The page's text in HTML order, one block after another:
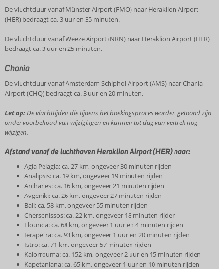
De vluchtduur vanaf Münster Airport (FMO) naar Heraklion Airport
(HER) bedraagt ca. 3 uur en 35 minuten.
De vluchtduur vanaf Weeze Airport (NRN) naar Heraklion Airport (HER)
bedraagt ca. 3 uur en 25 minuten.
Chania
De vluchtduur vanaf Amsterdam Schiphol Airport (AMS) naar Chania
Airport (CHQ) bedraagt ca. 3 uur en 20 minuten.
Let op:De vluchttijden die tijdens het boekingsproces worden getoond zijn
onder voorbehoud van wijzigingen en kunnen tot dag van vertrek nog
wijzigen.
Afstand vanaf de luchthaven Heraklion Airport (HER) naar:
Agia Pelagia: ca. 27 km, ongeveer 30 minuten rijden
Analipsis: ca. 19 km, ongeveer 19 minuten rijden
Archanes: ca. 16 km, ongeveer 21 minuten rijden
Avgeniki: ca. 26 km, ongeveer 27 minuten rijden
Bali: ca. 58 km, ongeveer 55 minuten rijden
Chersonissos: ca. 22 km, ongeveer 18 minuten rijden
Elounda: ca. 68 km, ongeveer 1 uur en 4 minuten rijden
Ierapetra: ca. 93 km, ongeveer 1 uur en 20 minuten rijden
Istro: ca. 71 km, ongeveer 57 minuten rijden
Kalorrouma: ca. 152 km, ongeveer 2 uur en 15 minuten rijden
Kapetaniana: ca. 65 km, ongeveer 1 uur en 10 minuten rijden